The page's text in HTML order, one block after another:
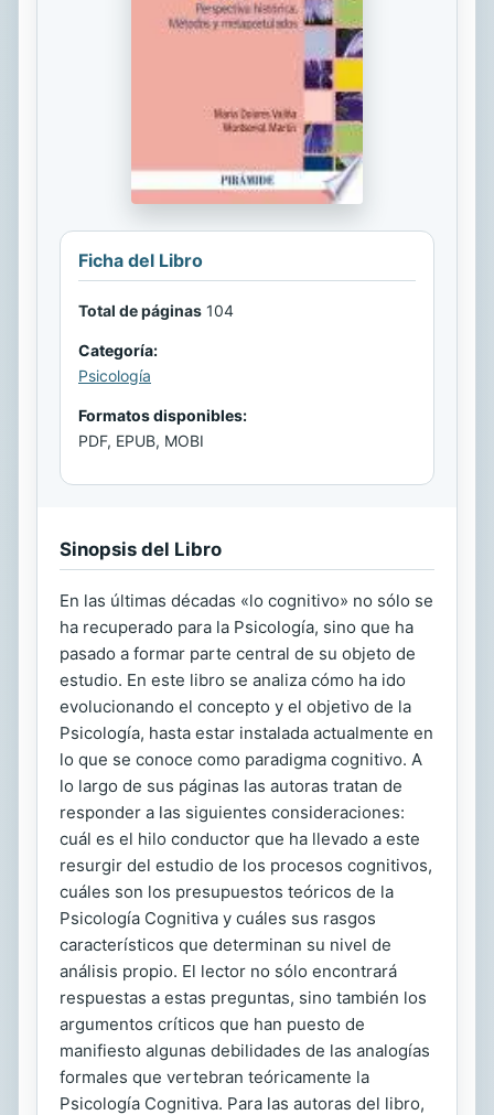
Ficha del Libro
Total de páginas 104
Categoría:
Psicología
Formatos disponibles:
PDF, EPUB, MOBI
Sinopsis del Libro
En las últimas décadas «lo cognitivo» no sólo se
ha recuperado para la Psicología, sino que ha
pasado a formar parte central de su objeto de
estudio. En este libro se analiza cómo ha ido
evolucionando el concepto y el objetivo de la
Psicología, hasta estar instalada actualmente en
lo que se conoce como paradigma cognitivo. A
lo largo de sus páginas las autoras tratan de
responder a las siguientes consideraciones:
cuál es el hilo conductor que ha llevado a este
resurgir del estudio de los procesos cognitivos,
cuáles son los presupuestos teóricos de la
Psicología Cognitiva y cuáles sus rasgos
característicos que determinan su nivel de
análisis propio. El lector no sólo encontrará
respuestas a estas preguntas, sino también los
argumentos críticos que han puesto de
manifiesto algunas debilidades de las analogías
formales que vertebran teóricamente la
Psicología Cognitiva. Para las autoras del libro,